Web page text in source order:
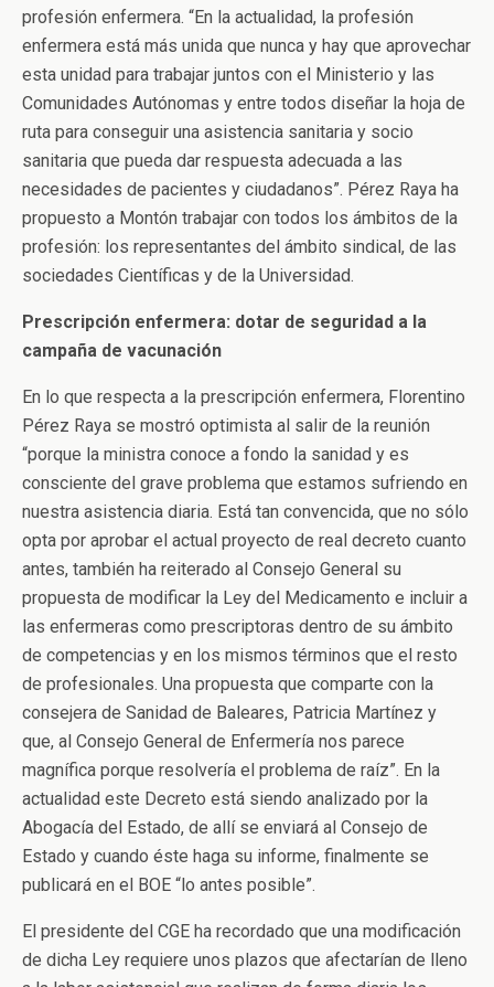
profesión enfermera. “En la actualidad, la profesión
enfermera está más unida que nunca y hay que aprovechar
esta unidad para trabajar juntos con el Ministerio y las
Comunidades Autónomas y entre todos diseñar la hoja de
ruta para conseguir una asistencia sanitaria y socio
sanitaria que pueda dar respuesta adecuada a las
necesidades de pacientes y ciudadanos”. Pérez Raya ha
propuesto a Montón trabajar con todos los ámbitos de la
profesión: los representantes del ámbito sindical, de las
sociedades Científicas y de la Universidad.
Prescripción enfermera: dotar de seguridad a la
campaña de vacunación
En lo que respecta a la prescripción enfermera, Florentino
Pérez Raya se mostró optimista al salir de la reunión
“porque la ministra conoce a fondo la sanidad y es
consciente del grave problema que estamos sufriendo en
nuestra asistencia diaria. Está tan convencida, que no sólo
opta por aprobar el actual proyecto de real decreto cuanto
antes, también ha reiterado al Consejo General su
propuesta de modificar la Ley del Medicamento e incluir a
las enfermeras como prescriptoras dentro de su ámbito
de competencias y en los mismos términos que el resto
de profesionales. Una propuesta que comparte con la
consejera de Sanidad de Baleares, Patricia Martínez y
que, al Consejo General de Enfermería nos parece
magnífica porque resolvería el problema de raíz”. En la
actualidad este Decreto está siendo analizado por la
Abogacía del Estado, de allí se enviará al Consejo de
Estado y cuando éste haga su informe, finalmente se
publicará en el BOE “lo antes posible”.
El presidente del CGE ha recordado que una modificación
de dicha Ley requiere unos plazos que afectarían de lleno